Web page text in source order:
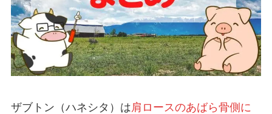
ザブトン（ハネシタ）は肩ロースのあばら骨側に